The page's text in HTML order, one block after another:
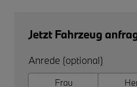
Jetzt Fahrzeug
Anrede (optional)
Frau